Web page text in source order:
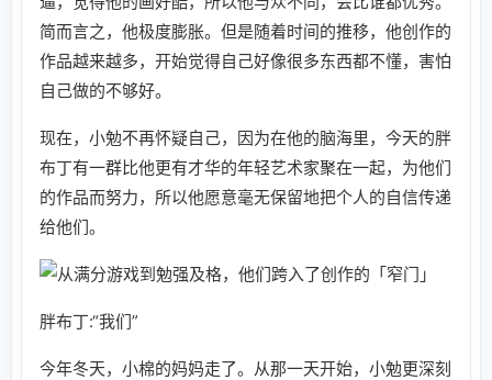
简而言之，他极度膨胀。但是随着时间的推移，他创作的
作品越来越多，开始觉得自己好像很多东西都不懂，害怕
自己做的不够好。
现在，小勉不再怀疑自己，因为在他的脑海里，今天的胖
布丁有一群比他更有才华的年轻艺术家聚在一起，为他们
的作品而努力，所以他愿意毫无保留地把个人的自信传递
给他们。
胖布丁:“我们”
今年冬天，小棉的妈妈走了。从那一天开始，小勉更深刻